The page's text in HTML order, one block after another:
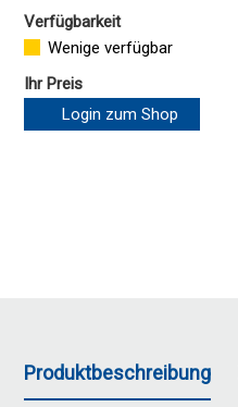
Verfügbarkeit
Wenige verfügbar
Ihr Preis
Login zum Shop
Produktbeschreibung